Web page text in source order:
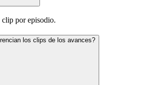
clip por episodio.
los clips de los avances?